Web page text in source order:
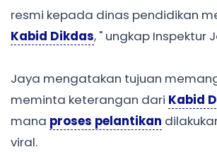
resmi kepada dinas pendidikan
Kabid Dikdas, " ungkap Inspektur
Jaya mengatakan tujuan
meminta keterangan dari Kabid
mana proses pelantikan
viral.